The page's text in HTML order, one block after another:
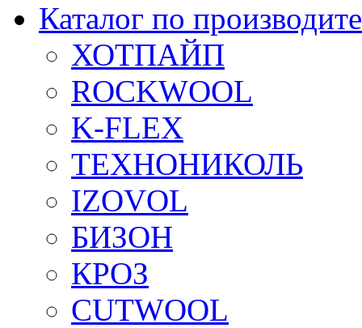
Каталог по
ХОТПАЙП
ROCKWOOL
K-FLEX
ТЕХНОНИКОЛЬ
IZOVOL
БИЗОН
КРОЗ
CUTWOOL